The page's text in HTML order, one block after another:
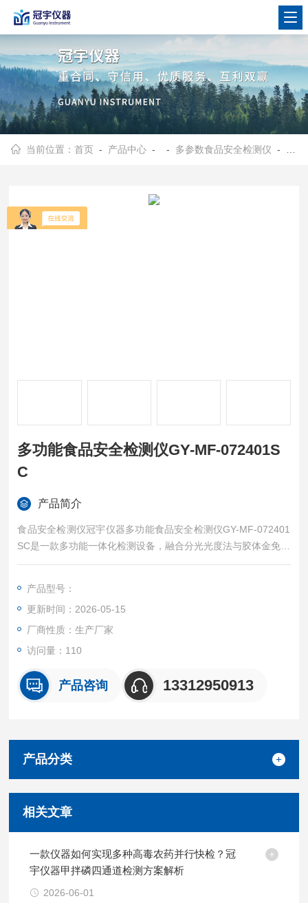
当前位置：首页 - 产品中心 - - 多参数食品安全检测仪 - 多功能食品安全检测仪GY-MF-072401SC
多功能食品安全检测仪GY-MF-072401S
C
产品简介
食品安全检测仪冠宇仪器多功能食品安全检测仪GY-MF-072401
SC是一款多功能一体化检测设备，融合分光光度法与胶体金免疫
层析法，可满足多类食品安全指标快速检测需求。分光光度法 2
果；胶体金法适配多类检测卡，快速识别检测指标阴阳性，检测
精度优异。
产品型号：
更新时间：2026-05-15
厂商性质：生产厂家
访问量：110
产品咨询 13312950913
产品分类
相关文章
一款仪器如何实现多种高毒农药并行快检？冠
宇仪器甲拌磷四通道检测方案解析
2026-06-01